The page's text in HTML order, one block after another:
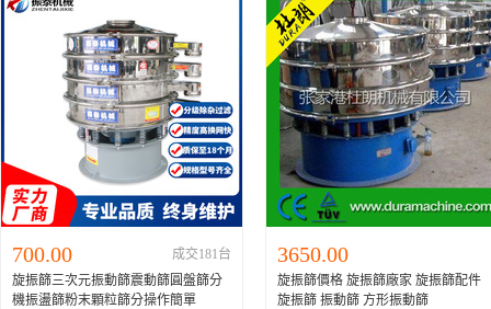
700.00
成交181台
旋振篩三次元振動篩震動篩圓盤篩分
機振盪篩粉末顆粒篩分操作簡單
3650.00
旋振篩價格 旋振篩廠家 旋振篩配件
旋振篩 振動篩 方形振動篩